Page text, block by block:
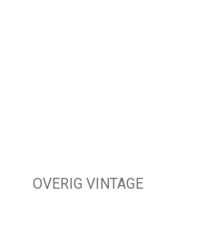
OVERIG VINTAGE